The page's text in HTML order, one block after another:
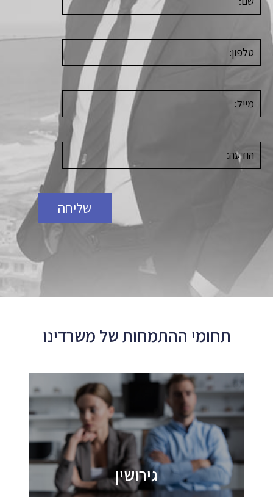
תחומי ההתמחות של משרדינו
גירושין